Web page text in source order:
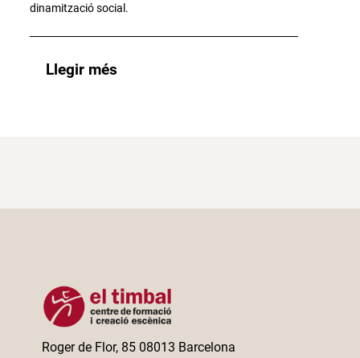
dinamització social.
Llegir més
Roger de Flor, 85 08013 Barcelona